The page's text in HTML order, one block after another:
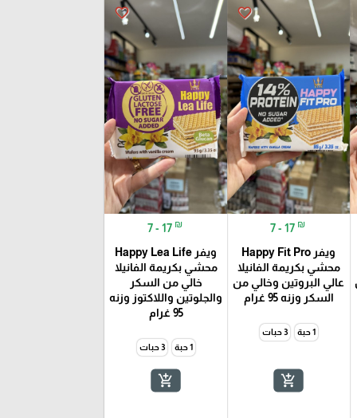
favorite_border
7 - 17 ₪
ويفر Happy Fit Pro
محشي بكريمة الفانيلا
عالي البروتين وخالي من
السكر وزنه 95 غرام
1 حبة 3 حبات
add_shopping_cart
favorite_border
7 - 17 ₪
ويفر Happy Lea Life
محشي بكريمة الفانيلا
خالي من السكر
والجلوتين واللاكتوز وزنه
95 غرام
1 حبة 3 حبات
add_shopping_cart